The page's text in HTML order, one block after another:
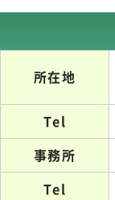
所在地
Tel
事務所
Tel